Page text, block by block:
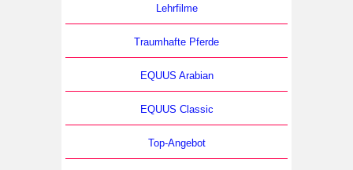
Lehrfilme
Traumhafte Pferde
EQUUS Arabian
EQUUS Classic
Top-Angebot